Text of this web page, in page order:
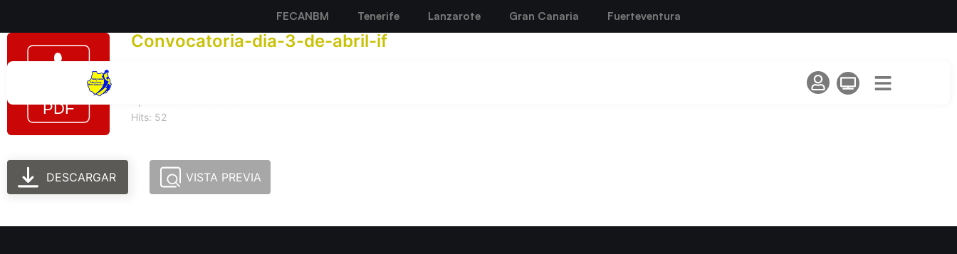
FECANBM Tenerife Lanzarote Gran Canaria Fuerteventura
Convocatoria-dia-3-de-abril-if
Hits: 52
DESCARGAR VISTA PREVIA